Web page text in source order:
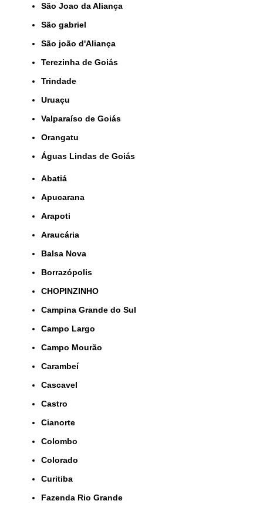
São Joao da Aliança
São gabriel
São joão d'Aliança
Terezinha de Goiás
Trindade
Uruaçu
Valparaíso de Goiás
orangatu
Águas Lindas de Goiás
Abatiá
Apucarana
Arapoti
Araucária
Balsa Nova
Borrazópolis
CHOPINZINHO
Campina Grande do Sul
Campo Largo
Campo Mourão
Carambeí
Cascavel
Castro
Cianorte
Colombo
Colorado
Curitiba
Fazenda Rio Grande